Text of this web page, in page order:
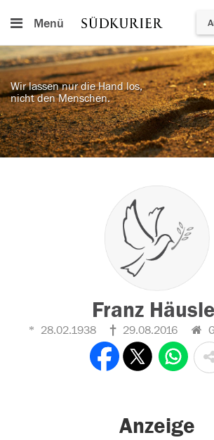
Menü
Wir lassen nur die Hand los,
nicht den Menschen.
Franz
28.02.1938 29.08.2016
Anzeige